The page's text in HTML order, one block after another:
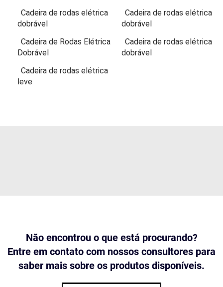
Cadeira de rodas elétrica
dobrável
Cadeira de rodas elétrica
dobrável
Cadeira de Rodas Elétrica
Dobrável
Cadeira de rodas elétrica
dobrável
Cadeira de rodas elétrica
leve
Não encontrou o que está procurando?
Entre em contato com nossos consultores para
saber mais sobre os produtos disponíveis.